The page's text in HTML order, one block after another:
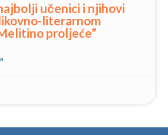
učenici i njihovi
literarnom
proljeće”